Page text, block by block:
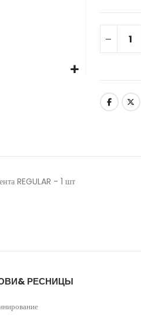
REGULAR - 1 шт
РЕСНИЦЫ